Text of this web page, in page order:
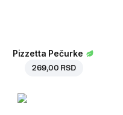
Pizzetta Pečurke
269,00 RSD